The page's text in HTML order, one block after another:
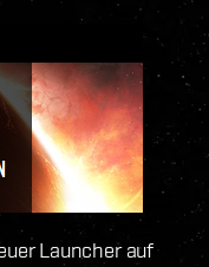
Launcher auf